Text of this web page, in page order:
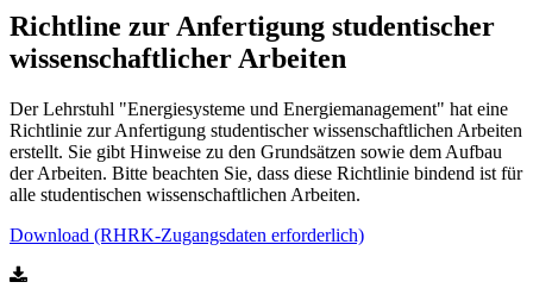
Richtline zur Anfertigung studentischer
wissenschaftlicher Arbeiten
Der Lehrstuhl "Energiesysteme und Energiemanagement" hat eine
Richtlinie zur Anfertigung studentischer wissenschaftlichen Arbeiten
erstellt. Sie gibt Hinweise zu den Grundsätzen sowie dem Aufbau
der Arbeiten. Bitte beachten Sie, dass diese Richtlinie bindend ist für
alle studentischen wissenschaftlichen Arbeiten.
Download (RHRK-Zugangsdaten erforderlich)